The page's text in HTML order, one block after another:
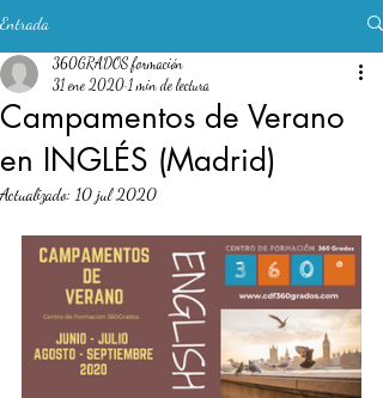
Entrada
Campamentos de Verano
en INGLÉS (Madrid)
360GRADOS formación
31 ene 2020 1 min de lectura
Actualizado: 10 jul 2020